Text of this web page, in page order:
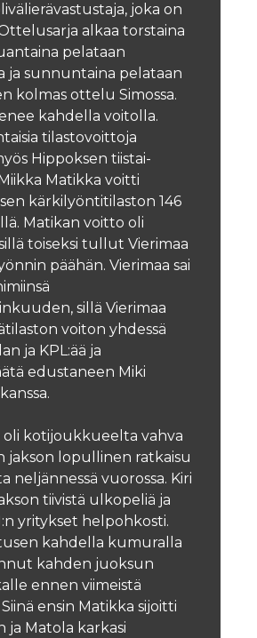
joka on
alkaa torstaina
pelataan
ja sunnuntaina pelataan
kolmas ottelu Simossa.
kahdella voitolla.
tilastovoittoja
Hippoksen tiistai-
Matikka voitti
kärkilyöntitilaston 146
Matikan voitto oli
toiseksi tullut Vierimaa
päähän. Vierimaa sai
sillä Vierimaa
voiton yhdessä
ja KPL:ää ja
edustaneen Miki
oli kotijoukkueelta vahva
jakson lopullinen ratkaisu
neljännessä vuorossa. Kiri
tiivistä ulkopeliä ja
yritykset helpohkosti.
kahdella kumuralla
kahden juoksun
ennen viimeistä
ensin Matikka sijoitti
ja Matola karkasi